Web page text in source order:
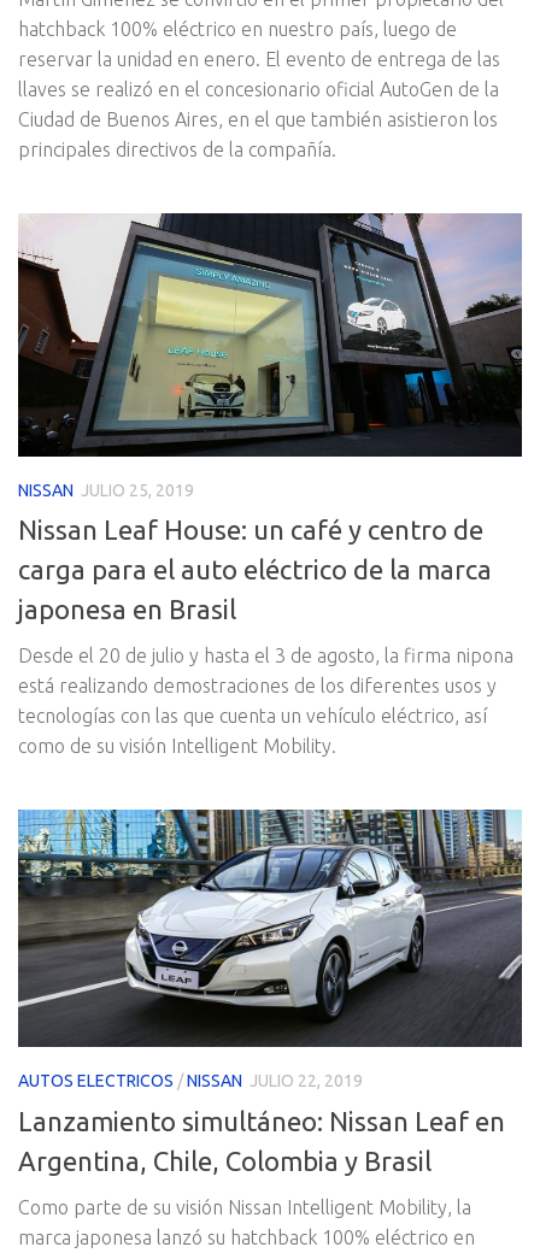
hatchback 100% eléctrico en nuestro país, luego de
reservar la unidad en enero. El evento de entrega de las
llaves se realizó en el concesionario oficial AutoGen de la
Ciudad de Buenos Aires, en el que también asistieron los
principales directivos de la compañía.
NISSAN JULIO 25, 2019
Nissan Leaf House: un café y centro de
carga para el auto eléctrico de la marca
japonesa en Brasil
Desde el 20 de julio y hasta el 3 de agosto, la firma nipona
está realizando demostraciones de los diferentes usos y
tecnologías con las que cuenta un vehículo eléctrico, así
como de su visión Intelligent Mobility.
AUTOS ELECTRICOS /NISSAN JULIO 22, 2019
Lanzamiento simultáneo: Nissan Leaf en
Argentina, Chile, Colombia y Brasil
Como parte de su visión Nissan Intelligent Mobility, la
marca japonesa lanzó su hatchback 100% eléctrico en